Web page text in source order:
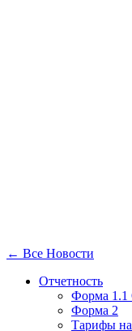
← Все Новости
Отчетность
Форма 1.1
Форма 2
Тарифы